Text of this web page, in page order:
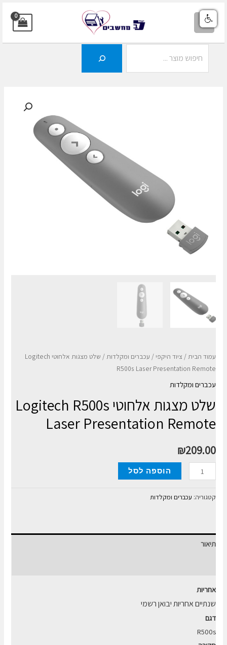
דילוג
לתוכן
MAIN
עמוד הבית/ ציוד היקפי/ עכברים ומקלדות
/ שלט מצגות אלחוטי Logitech
R500s Laser Presentation Remote
עכברים ומקלדות
שלט מצגות אלחוטי Logitech R500s
Laser Presentation Remote
₪209.00
כמות
של
שלט
Logitech
Remote
הוספה לסל
קטגוריה: עכברים ומקלדות
תיאור
אחריות
שנתיים אחריות יבואן רשמי
דגם
R500s